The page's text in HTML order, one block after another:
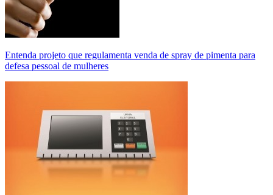
Entenda projeto que regulamenta venda de spray de pimenta para
defesa pessoal de mulheres